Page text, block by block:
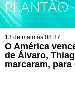
PLANTÃO
13 de maio às 08:37
O América
de Álvaro,
marcaram,